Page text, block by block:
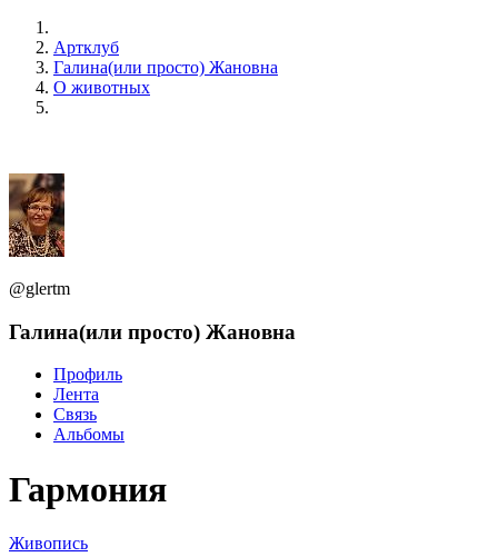
Артклуб
Галина(или просто) Жановна
О животных
@glertm
Галина(или просто) Жановна
Профиль
Лента
Связь
Альбомы
Гармония
Живопись